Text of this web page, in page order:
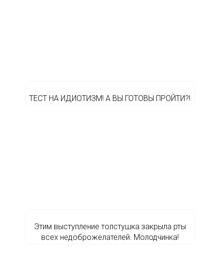
ТЕСТ НА ИДИОТИЗМ! А ВЫ ГОТОВЫ ПРОЙТИ?!
Этим выступление толстушка закрыла рты
всех недоброжелателей. Молодчинка!